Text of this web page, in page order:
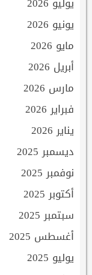
يونيو 2026
مايو 2026
أبريل 2026
مارس 2026
فبراير 2026
يناير 2026
ديسمبر 2025
نوفمبر 2025
أكتوبر 2025
سبتمبر 2025
أغسطس 2025
يوليو 2025